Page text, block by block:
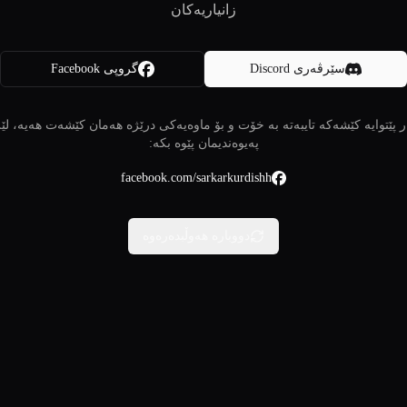
زانیاریەکان
سێرڤەری Discord گروپی Facebook
پێتوایە کێشەکە تایبەتە بە خۆت و بۆ ماوەیەکی درێژە هەمان کێشەت هەیە،
پەیوەندیمان پێوە بکە:
facebook.com/sarkarkurdishh